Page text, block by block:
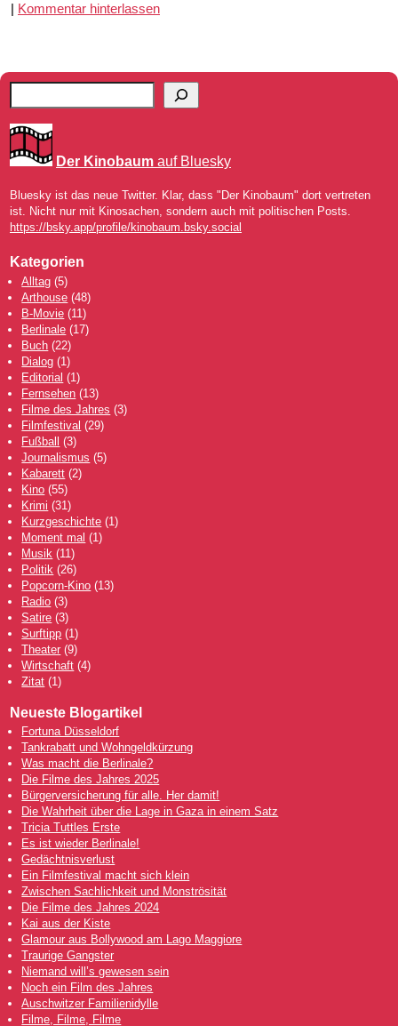
Kommentar hinterlassen
Der Kinobaum auf Bluesky
Bluesky ist das neue Twitter. Klar, dass "Der Kinobaum" dort vertreten
ist. Nicht nur mit Kinosachen, sondern auch mit politischen Posts.
https://bsky.app/profile/kinobaum.bsky.social
Kategorien
Alltag (5)
Arthouse (48)
B-Movie (11)
Berlinale (17)
Buch (22)
Dialog (1)
Editorial (1)
Fernsehen (13)
Filme des Jahres (3)
Filmfestival (29)
Fußball (3)
Journalismus (5)
Kabarett (2)
Kino (55)
Krimi (31)
Kurzgeschichte (1)
Moment mal (1)
Musik (11)
Politik (26)
Popcorn-Kino (13)
Radio (3)
Satire (3)
Surftipp (1)
Theater (9)
Wirtschaft (4)
Zitat (1)
Neueste Blogartikel
Fortuna Düsseldorf
Tankrabatt und Wohngeldkürzung
Was macht die Berlinale?
Die Filme des Jahres 2025
Bürgerversicherung für alle. Her damit!
Die Wahrheit über die Lage in Gaza in einem Satz
Tricia Tuttles Erste
Es ist wieder Berlinale!
Gedächtnisverlust
Ein Filmfestival macht sich klein
Zwischen Sachlichkeit und Monströsität
Die Filme des Jahres 2024
Kai aus der Kiste
Glamour aus Bollywood am Lago Maggiore
Traurige Gangster
Niemand will’s gewesen sein
Noch ein Film des Jahres
Auschwitzer Familienidylle
Filme, Filme, Filme